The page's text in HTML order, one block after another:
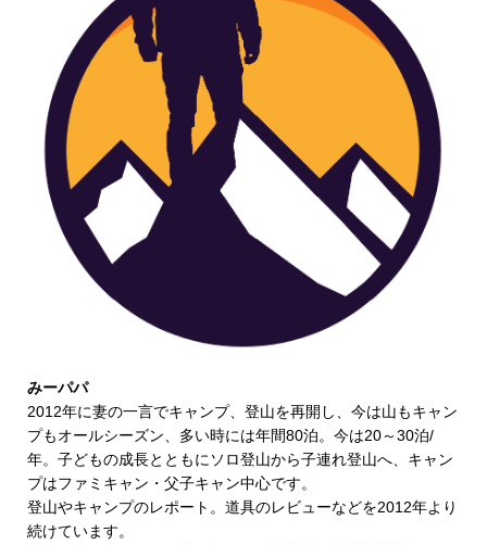
みーパパ
2012年に妻の一言でキャンプ、登山を再開し、今は山もキャン
プもオールシーズン、多い時には年間80泊。今は20～30泊/
年。子どもの成長とともにソロ登山から子連れ登山へ、キャン
プはファミキャン・父子キャン中心です。
登山やキャンプのレポート。道具のレビューなどを2012年より
続けています。